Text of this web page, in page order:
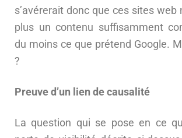
s’avérerait donc que ces sites web
plus un contenu suffisamment
du moins ce que prétend Google.
?
Preuve d’un lien de causalité
La question qui se pose en ce